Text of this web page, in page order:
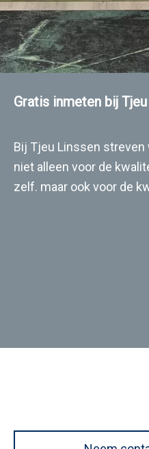
Gratis inmeten bij
Bij Tjeu Linssen
niet alleen voor de
zelf. maar ook voor de